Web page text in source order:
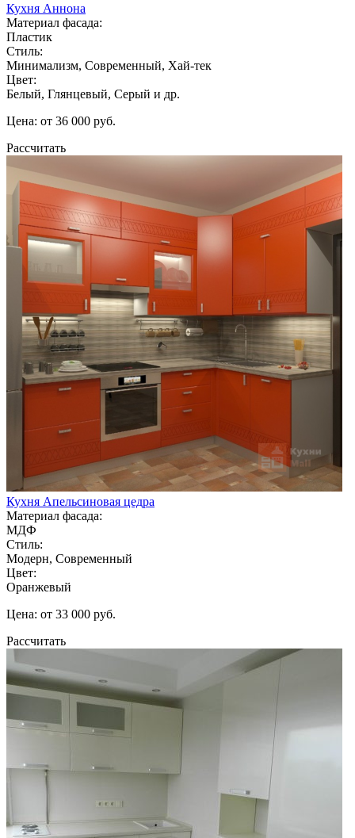
Кухня Аннона
Материал фасада:
Пластик
Стиль:
Минимализм, Современный, Хай-тек
Цвет:
Белый, Глянцевый, Серый и др.
Цена: от 36 000 руб.
Рассчитать
Кухня Апельсиновая цедра
Материал фасада:
МДФ
Стиль:
Модерн, Современный
Цвет:
Оранжевый
Цена: от 33 000 руб.
Рассчитать